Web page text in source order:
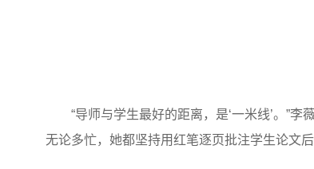
“导师与学生最好的距离，是‘一米线’。”
无论多忙，她都坚持用红笔逐页批注学生论文